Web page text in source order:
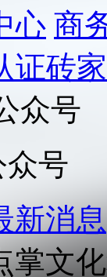
心 商
证砖家
众号
新消息
掌文